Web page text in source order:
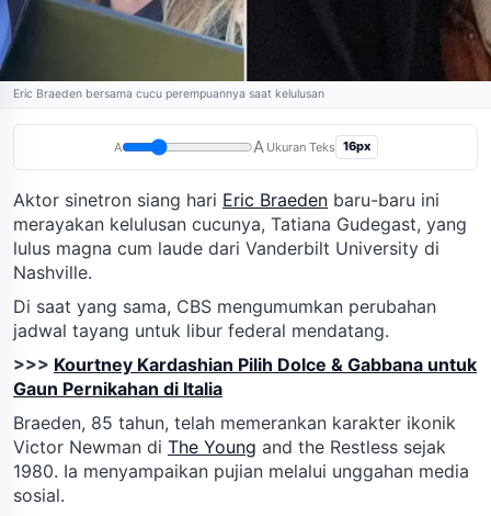
Eric Braeden bersama cucu perempuannya saat kelulusan
A A Ukuran Teks 16px
Aktor sinetron siang hari Eric Braeden baru-baru ini
merayakan kelulusan cucunya, Tatiana Gudegast, yang
lulus magna cum laude dari Vanderbilt University di
Nashville.
Di saat yang sama, CBS mengumumkan perubahan
jadwal tayang untuk libur federal mendatang.
>>> Kourtney Kardashian Pilih Dolce & Gabbana untuk
Gaun Pernikahan di Italia
Braeden, 85 tahun, telah memerankan karakter ikonik
Victor Newman di The Young and the Restless sejak
1980. Ia menyampaikan pujian melalui unggahan media
sosial.